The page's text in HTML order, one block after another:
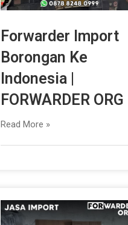
Forwarder Import
Borongan Ke
Indonesia |
FORWARDER ORG
Read More »